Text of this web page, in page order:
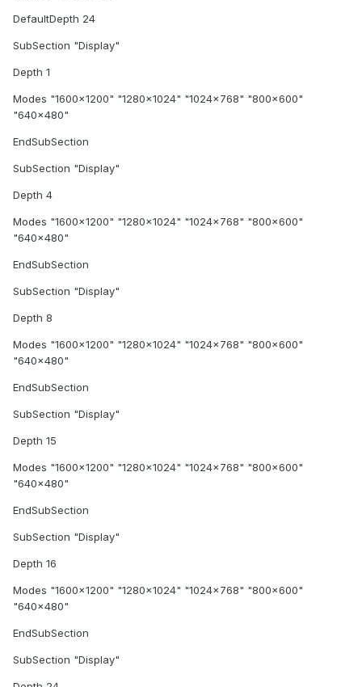
DefaultDepth 24
SubSection "Display"
Depth 1
Modes "1600x1200" "1280x1024" "1024x768" "800x600"
"640x480"
EndSubSection
SubSection "Display"
Depth 4
Modes "1600x1200" "1280x1024" "1024x768" "800x600"
"640x480"
EndSubSection
SubSection "Display"
Depth 8
Modes "1600x1200" "1280x1024" "1024x768" "800x600"
"640x480"
EndSubSection
SubSection "Display"
Depth 15
Modes "1600x1200" "1280x1024" "1024x768" "800x600"
"640x480"
EndSubSection
SubSection "Display"
Depth 16
Modes "1600x1200" "1280x1024" "1024x768" "800x600"
"640x480"
EndSubSection
SubSection "Display"